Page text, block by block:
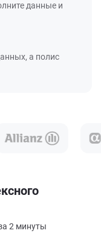
данные и
а полис
2 минуты